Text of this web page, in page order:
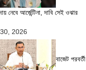
নেবে আর্জেন্টিনা, দাবি সেই ওঝার
2026
বাজেট পরবর্তী